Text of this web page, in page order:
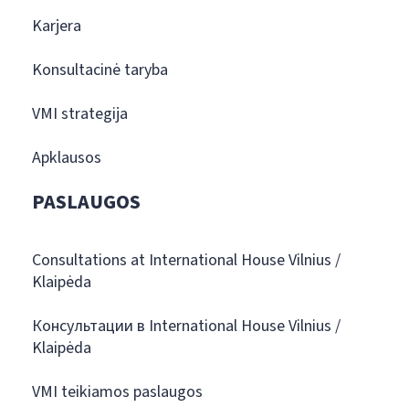
Karjera
Konsultacinė taryba
VMI strategija
Apklausos
PASLAUGOS
Consultations at International House Vilnius /
Klaipėda
Консультации в International House Vilnius /
Klaipėda
VMI teikiamos paslaugos